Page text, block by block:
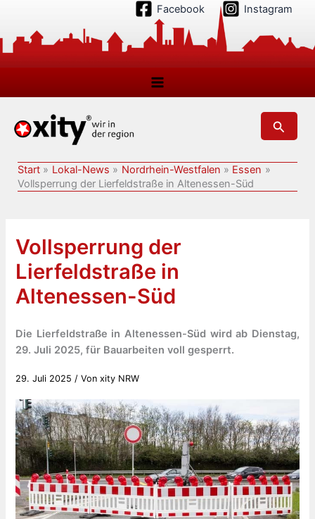
springen
Facebook Instagram
Suchen
Start Lokal-News Nordrhein-Westfalen
Essen
Vollsperrung der Lierfeldstraße in Altenessen-Süd
Vollsperrung der
Lierfeldstraße in
Altenessen-Süd
Die Lierfeldstraße in Altenessen-Süd wird ab Dienstag,
29. Juli 2025, für Bauarbeiten voll gesperrt.
29. Juli 2025 / Vonxity NRW